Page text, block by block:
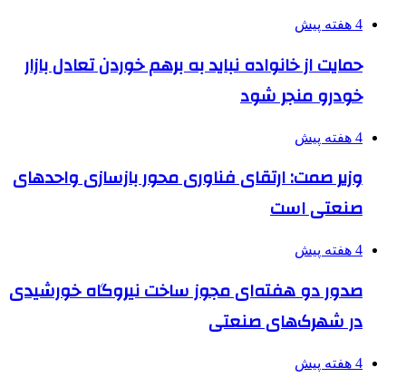
4 هفته پیش
حمایت از خانواده نباید به برهم خوردن تعادل بازار
خودرو منجر شود
4 هفته پیش
وزیر صمت: ارتقای فناوری محور بازسازی واحدهای
صنعتی است
4 هفته پیش
صدور دو هفته‌ای مجوز ساخت نیروگاه خورشیدی
در شهرک‌های صنعتی
4 هفته پیش